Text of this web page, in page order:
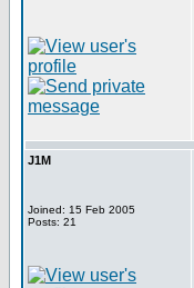
J1M
Joined: 15 Feb 2005
Posts: 21